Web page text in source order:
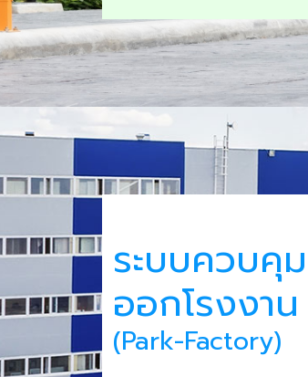
ระบบควบคุม
ออกโรงงาน
(Park-Factory)